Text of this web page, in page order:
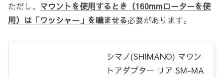
ただし、 マウントを使用するとき（160mmローターを使
用）は「ワッシャー」を噛ませる必要があります。
シマノ(SHIMANO) マウン
トアダプター リア SM-MA